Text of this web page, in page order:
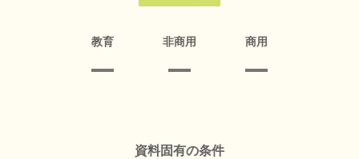
教育 非商用 商用
資料固有の条件